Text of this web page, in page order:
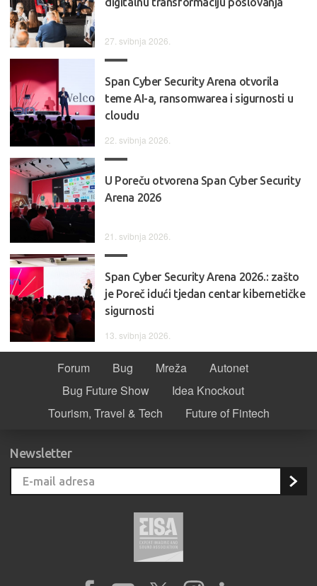
27. svibnja 2026.
Span Cyber Security Arena otvorila
teme AI-a, ransomwarea i sigurnosti u
cloudu
22. svibnja 2026.
U Poreču otvorena Span Cyber Security
Arena 2026
21. svibnja 2026.
Span Cyber Security Arena 2026.: zašto
je Poreč idući tjedan centar kibernetičke
sigurnosti
13. svibnja 2026.
Forum Bug Mreža
Autonet
Bug Future Show
Idea Knockout
Tourism, Travel & Tech
Future of Fintech
Newsletter